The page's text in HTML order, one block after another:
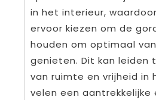
in het interieur,
ervoor kiezen om de
houden om optimaal
genieten. Dit kan leiden
van ruimte en vrijheid in
velen een aantrekkelijke